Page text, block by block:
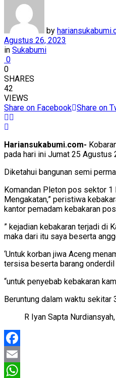
by
Agustus 26, 2023
in Sukabumi
0
0
SHARES
42
VIEWS
Share on Facebook Share on
Hariansukabumi.com-
pada hari ini Jumat 25 Agustus
Diketahui bangunan semi
Komandan Pleton pos sektor 1
Mengakatan,” peristiwa
kantor pemadam kebakaran
” kejadian kebakaran terjadi di
maka dari itu saya beserta
‘Untuk korban jiwa Aceng
tersisa beserta barang onderdil
“untuk penyebab kebakaran
Beruntung dalam waktu
R Iyan Sapta
Facebook
Email